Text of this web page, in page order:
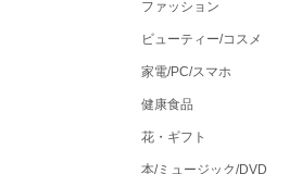
ファッション
ビューティー/コスメ
家電/PC/スマホ
健康食品
花・ギフト
本/ミュージック/DVD